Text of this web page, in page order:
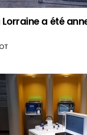
a été